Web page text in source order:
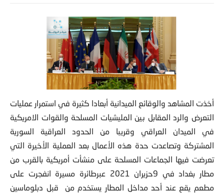
أخذت المشاهد والوقائع الميدانية أبعادا كثيرة في استمرار عمليات
التعرض والرد المقابل بين المليشيات المسلحة والقوات الامريكية
في الميدان العراقي وقريبا من الحدود العراقية السورية
المشتركة وتصاعدت حدة هذه الأعمال بعد العملية الأخيرة التي
تعرضت فيها الجماعات المسلحة على منشأت أمريكية بالقرب من
مطار بغداد في 9حزيران 2021 عبرطائرة مسيرة انفجرت على
مطعم يقع عند أحد مداخل المطار يستخدم من قبل دبلوماسين